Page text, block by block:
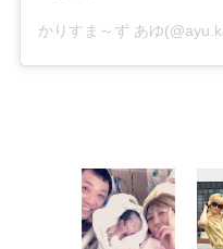
かりすま～ず あゆ